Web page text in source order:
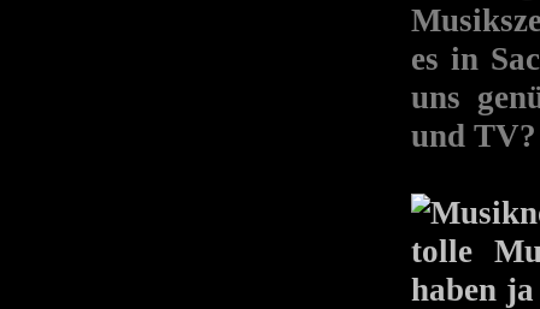
es in
uns
und TV?
tolle
haben